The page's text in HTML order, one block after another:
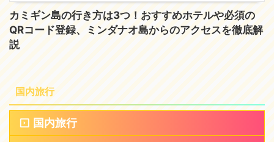
カミギン島の行き方は3つ！おすすめホテルや必須の
QRコード登録、ミンダナオ島からのアクセスを徹底解
説
国内旅行
国内旅行